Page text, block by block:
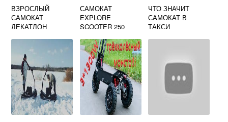
ВЗРОСЛЫЙ
САМОКАТ
ДЕКАТЛОН
САМОКАТ
EXPLORE
SCOOTER 250
ЧТО ЗНАЧИТ
САМОКАТ В
ТАКСИ